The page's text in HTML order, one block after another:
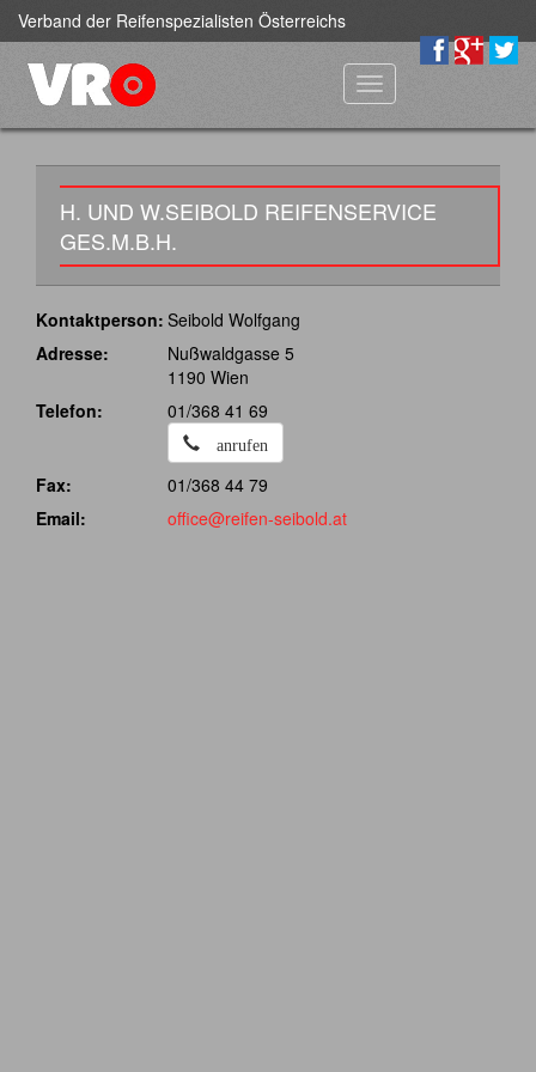
Verband der Reifenspezialisten Österreichs
Toggle
navigation
H. UND W.SEIBOLD REIFENSERVICE
GES.M.B.H.
Kontaktperson: Seibold Wolfgang
Adresse:
Nußwaldgasse 5
1190 Wien
Telefon:
01/368 41 69
anrufen
Fax:
01/368 44 79
Email:
office@reifen-seibold.at